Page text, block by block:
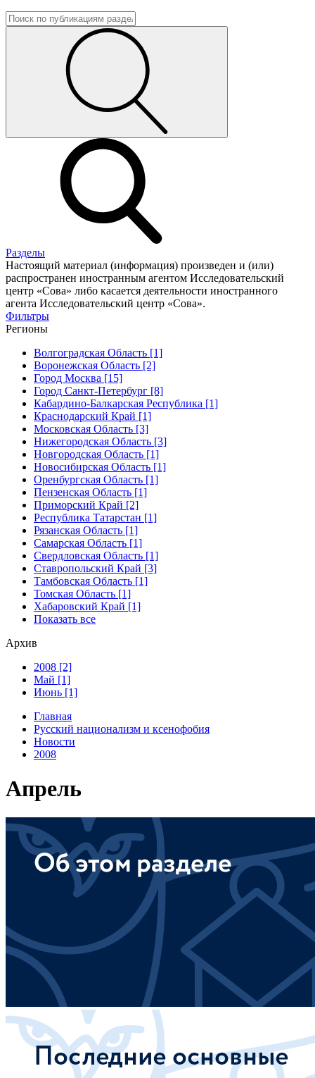
Разделы
Настоящий материал (информация) произведен и (или)
распространен иностранным агентом Исследовательский
центр «Сова» либо касается деятельности иностранного
агента Исследовательский центр «Сова».
Фильтры
Регионы
Волгоградская Область [1]
Воронежская Область [2]
Город Москва [15]
Город Санкт-Петербург [8]
Кабардино-Балкарская Республика [1]
Краснодарский Край [1]
Московская Область [3]
Нижегородская Область [3]
Новгородская Область [1]
Новосибирская Область [1]
Оренбургская Область [1]
Пензенская Область [1]
Приморский Край [2]
Республика Татарстан [1]
Рязанская Область [1]
Самарская Область [1]
Свердловская Область [1]
Ставропольский Край [3]
Тамбовская Область [1]
Томская Область [1]
Хабаровский Край [1]
Показать все
Архив
2008 [2]
Май [1]
Июнь [1]
Главная
Русский национализм и ксенофобия
Новости
2008
Апрель